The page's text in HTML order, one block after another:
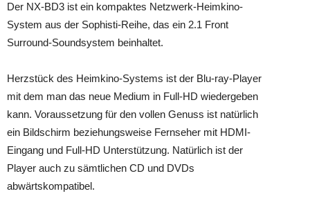
Der NX-BD3 ist ein kompaktes Netzwerk-Heimkino-
System aus der Sophisti-Reihe, das ein 2.1 Front
Surround-Soundsystem beinhaltet.
Herzstück des Heimkino-Systems ist der Blu-ray-Player
mit dem man das neue Medium in Full-HD wiedergeben
kann. Voraussetzung für den vollen Genuss ist natürlich
ein Bildschirm beziehungsweise Fernseher mit HDMI-
Eingang und Full-HD Unterstützung. Natürlich ist der
Player auch zu sämtlichen CD und DVDs
abwärtskompatibel.